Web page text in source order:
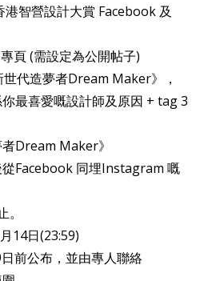
智營設計大賞 Facebook 及
頁 (需設定為公開帖子)
代造夢者Dream Maker》，
最喜愛嘅設計師及原因 + tag 3
Dream Maker》
Facebook 同埋Instagram 嘅
14日(23:59)
前公布，並由專人聯絡